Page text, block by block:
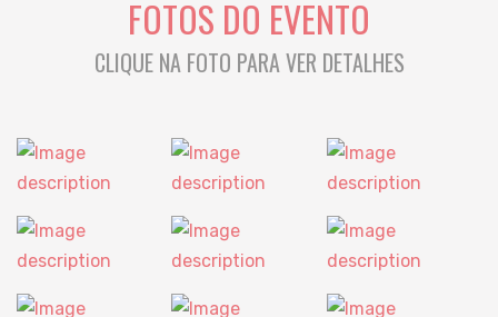
FOTOS DO EVENTO
CLIQUE NA FOTO PARA VER DETALHES